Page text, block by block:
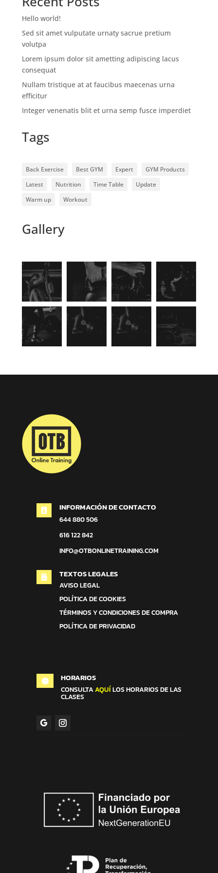
Hello world!
Sed sit amet vulputate urnaty sacrue pretium
volutpa
Lorem ipsum dolor sit ametting adipiscing lacus
consequat
Nullam tristique at at faucibus maecenas urna
efficitur
Integer venenatis blit et urna semp fusce imperdiet
Tags
Back Exercise Best GYM Expert
GYM Products
Latest
Nutrition Time Table
Update
Warm up
Workout
Gallery
 INFORMACIÓN DE CONTACTO
644 880 506
616 122 842
INFO@OTBONLINETRAINING.COM
 TEXTOS LEGALES
AVISO LEGAL
POLÍTICA DE COOKIES
TÉRMINOS Y CONDICIONES DE COMPRA
POLÍTICA DE PRIVACIDAD
 HORARIOS
CONSULTAAQUÍLOS HORARIOS DE LAS
CLASES